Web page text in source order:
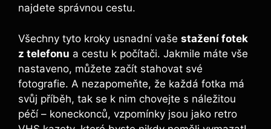
najdete správnou cestu.
Všechny tyto kroky usnadní vaše stažení fotek
z telefonu a cestu k počítači. Jakmile máte vše
nastaveno, můžete začít stahovat své
fotografie. A nezapomeňte, že každá fotka má
svůj příběh, tak se k nim chovejte s náležitou
péčí – koneckonců, vzpomínky jsou jako retro